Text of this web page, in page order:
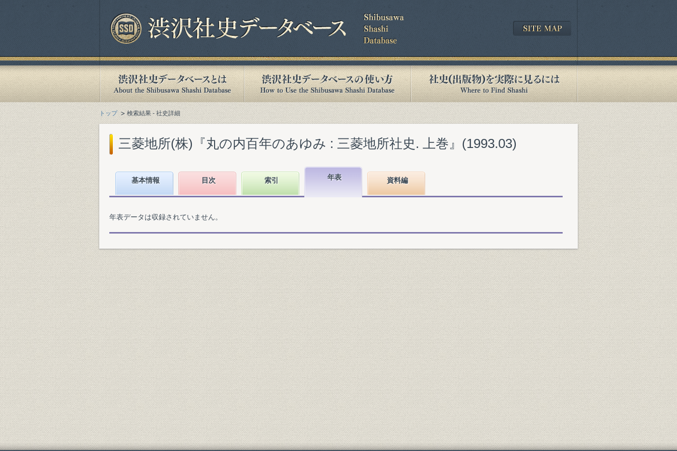
トップ 検索結果 - 社史詳細
三菱地所(株)『丸の内百年のあゆみ : 三菱地所社史. 上巻』(1993.03)
基本情報 目次 索引 年表 資料編
年表データは収録されていません。